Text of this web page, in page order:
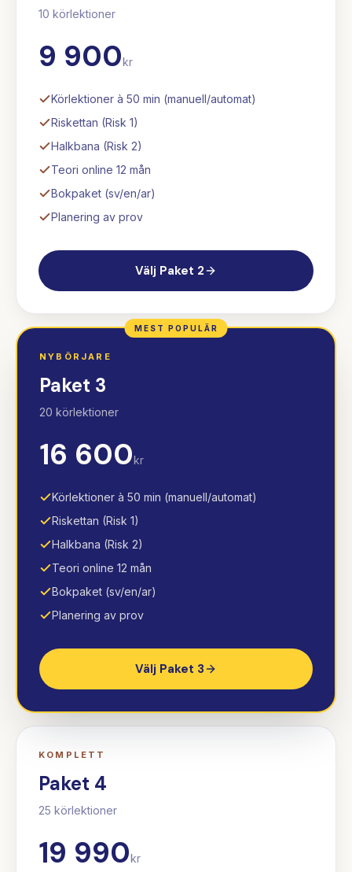
10 körlektioner
9 900kr
Körlektioner à 50 min (manuell/automat)
Riskettan (Risk 1)
Halkbana (Risk 2)
Teori online 12 mån
Bokpaket (sv/en/ar)
Planering av prov
Välj Paket 2
MEST POPULÄR
NYBÖRJARE
Paket 3
20 körlektioner
16 600kr
Körlektioner à 50 min (manuell/automat)
Riskettan (Risk 1)
Halkbana (Risk 2)
Teori online 12 mån
Bokpaket (sv/en/ar)
Planering av prov
Välj Paket 3
KOMPLETT
Paket 4
25 körlektioner
19 990kr